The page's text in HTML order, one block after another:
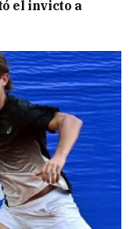
el invicto a